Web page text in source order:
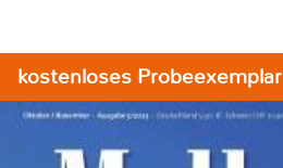
kostenloses Probeexemplar